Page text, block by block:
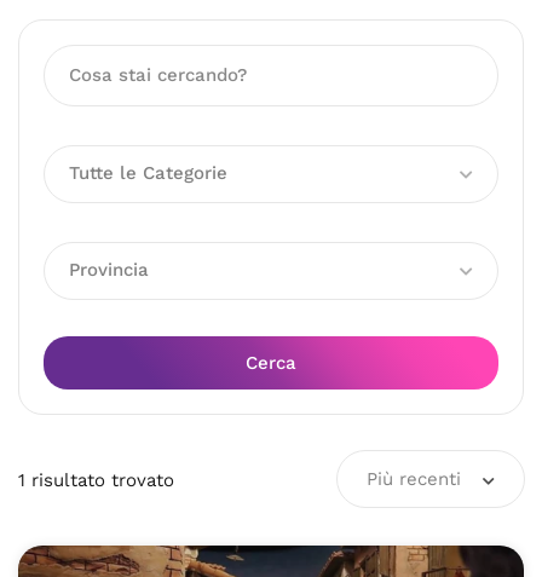
Tutte le Categorie
Provincia
Cerca
1 risultato trovato Più recenti